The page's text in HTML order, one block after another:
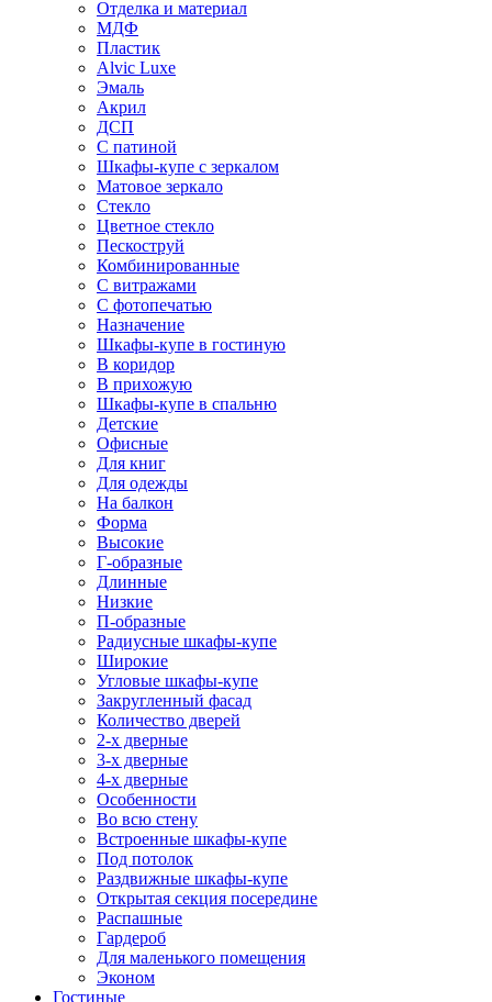
Отделка и материал
МДФ
Пластик
Alvic Luxe
Эмаль
Акрил
ДСП
С патиной
Шкафы-купе с зеркалом
Матовое зеркало
Стекло
Цветное стекло
Пескоструй
Комбинированные
С витражами
С фотопечатью
Назначение
Шкафы-купе в гостиную
В коридор
В прихожую
Шкафы-купе в спальню
Детские
Офисные
Для книг
Для одежды
На балкон
Форма
Высокие
Г-образные
Длинные
Низкие
П-образные
Радиусные шкафы-купе
Широкие
Угловые шкафы-купе
Закругленный фасад
Количество дверей
2-х дверные
3-х дверные
4-х дверные
Особенности
Во всю стену
Встроенные шкафы-купе
Под потолок
Раздвижные шкафы-купе
Открытая секция посередине
Распашные
Гардероб
Для маленького помещения
Эконом
Гостиные